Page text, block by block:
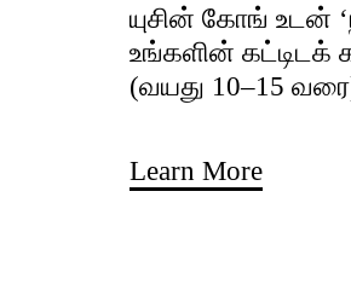
யுசின் கோங் உடன்
உங்களின் கட்டிடக்
(வயது 10–15
Learn More